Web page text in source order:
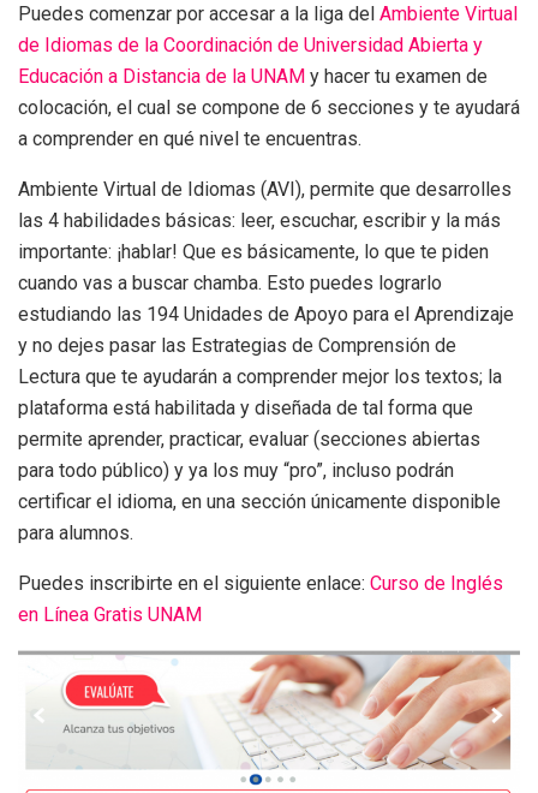
Puedes comenzar por accesar a la liga del Ambiente Virtual
de Idiomas de la Coordinación de Universidad Abierta y
Educación a Distancia de la UNAM y hacer tu examen de
colocación, el cual se compone de 6 secciones y te ayudará
a comprender en qué nivel te encuentras.
Ambiente Virtual de Idiomas (AVI), permite que desarrolles
las 4 habilidades básicas: leer, escuchar, escribir y la más
importante: ¡hablar! Que es básicamente, lo que te piden
cuando vas a buscar chamba. Esto puedes lograrlo
estudiando las 194 Unidades de Apoyo para el Aprendizaje
y no dejes pasar las Estrategias de Comprensión de
Lectura que te ayudarán a comprender mejor los textos; la
plataforma está habilitada y diseñada de tal forma que
permite aprender, practicar, evaluar (secciones abiertas
para todo público) y ya los muy “pro”, incluso podrán
certificar el idioma, en una sección únicamente disponible
para alumnos.
Puedes inscribirte en el siguiente enlace: Curso de Inglés
en Línea Gratis UNAM